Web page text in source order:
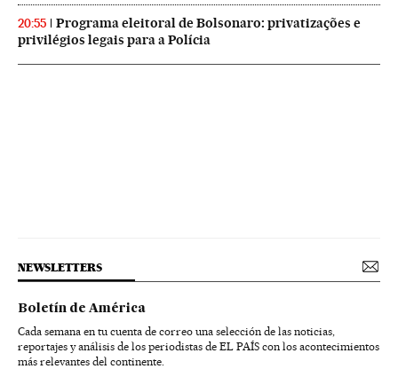
20:55
Programa eleitoral de Bolsonaro: privatizações e
privilégios legais para a Polícia
NEWSLETTERS
Boletín de América
Cada semana en tu cuenta de correo una selección de las noticias,
reportajes y análisis de los periodistas de EL PAÍS con los acontecimientos
más relevantes del continente.